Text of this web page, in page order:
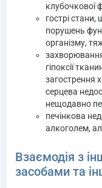
клубочкової
гострі
порушень
організму,
гіпоксії
загострення
серцева
нещодавно
печінкова
алкоголем,
Взаємодія з
засобами та